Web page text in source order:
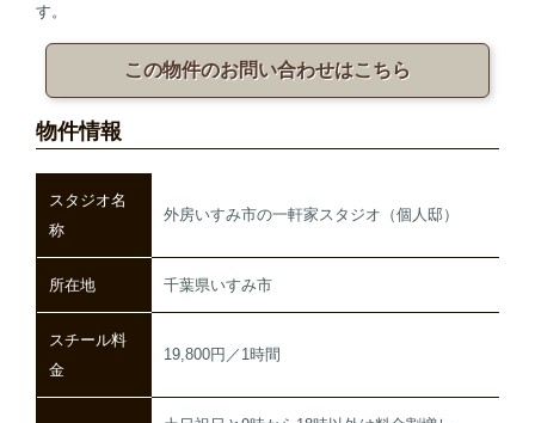
す。
この物件のお問い合わせはこちら
物件情報
スタジオ名
称
外房いすみ市の一軒家スタジオ（個人邸）
所在地 千葉県いすみ市
スチール料
金
19,800円／1時間